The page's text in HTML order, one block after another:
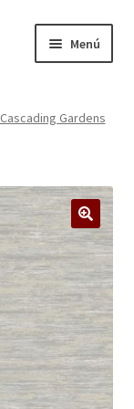
Menú
Cascading Gardens